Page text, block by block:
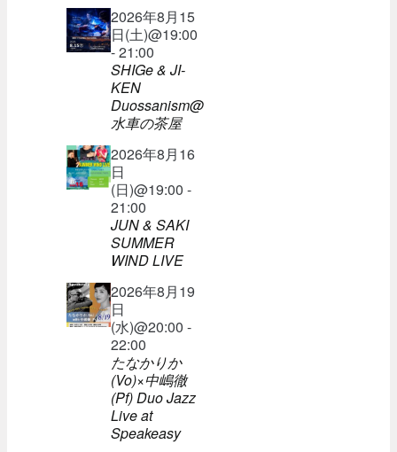
2026年8月15
日(土)@19:00
- 21:00
SHIGe & JI-
KEN
Duossanism@
水車の茶屋
2026年8月16
日
(日)@19:00 -
21:00
JUN & SAKI
SUMMER
WIND LIVE
2026年8月19
日
(水)@20:00 -
22:00
たなかりか
(Vo)×中嶋徹
(Pf) Duo Jazz
Live at
Speakeasy